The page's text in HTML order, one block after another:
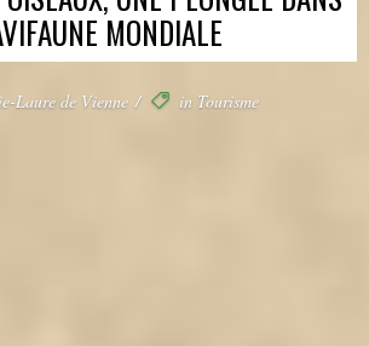
MONDIALE
Laure de Vienne in Tourisme